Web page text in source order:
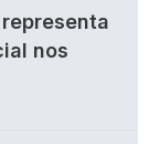
nos